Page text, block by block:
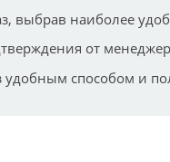
выбрав наиболее
от
удобным способом и